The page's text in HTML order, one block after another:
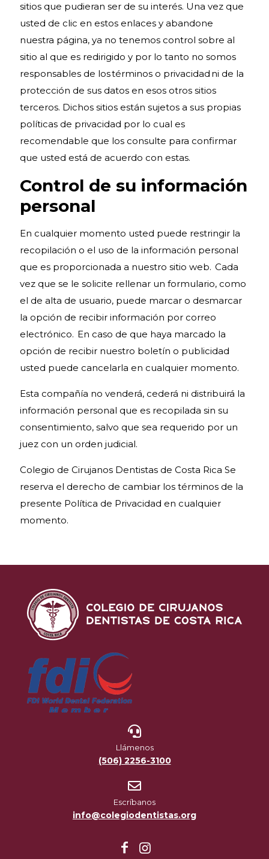
sitios que pudieran ser de su interés. Una vez que
usted de clic en estos enlaces y abandone
nuestra página, ya no tenemos control sobre al
sitio al que es redirigido y por lo tanto no somos
responsables de los términos o privacidad ni de la
protección de sus datos en esos otros sitios
terceros. Dichos sitios están sujetos a sus propias
políticas de privacidad por lo cual es
recomendable que los consulte para confirmar
que usted está de acuerdo con estas.
Control de su información
personal
En cualquier momento usted puede restringir la
recopilación o el uso de la información personal
que es proporcionada a nuestro sitio web. Cada
vez que se le solicite rellenar un formulario, como
el de alta de usuario, puede marcar o desmarcar
la opción de recibir información por correo
electrónico. En caso de que haya marcado la
opción de recibir nuestro boletín o publicidad
usted puede cancelarla en cualquier momento.
Esta compañía no venderá, cederá ni distribuirá la
información personal que es recopilada sin su
consentimiento, salvo que sea requerido por un
juez con un orden judicial.
Colegio de Cirujanos Dentistas de Costa Rica Se
reserva el derecho de cambiar los términos de la
presente Política de Privacidad en cualquier
momento.
Llámenos
(506) 2256-3100
Escríbanos
info@colegiodentistas.org